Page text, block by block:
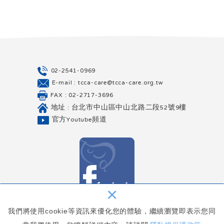
我們將使用cookie等資訊來優化您的體驗，繼續瀏覽即表示您同
×
02-2541-0969
E-mail : tcca-care@tcca-care.org.tw
FAX : 02-2717-3696
地址 : 台北市中山區中山北路二段52號9樓
官方Youtube頻道
Copyright © 台灣腸癌病友協會 All Rights Reserved.